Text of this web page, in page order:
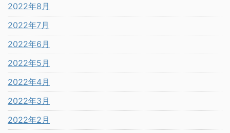
2022年8月
2022年7月
2022年6月
2022年5月
2022年4月
2022年3月
2022年2月